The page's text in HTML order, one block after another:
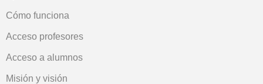
Cómo funciona
Acceso profesores
Acceso a alumnos
Misión y visión